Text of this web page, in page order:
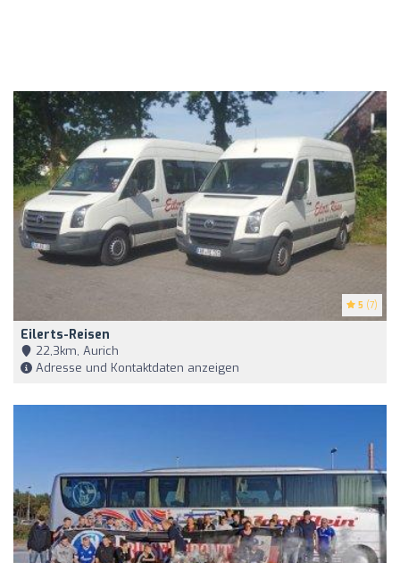
5 (7)
Eilerts-Reisen
22,3km, Aurich
Adresse und Kontaktdaten anzeigen